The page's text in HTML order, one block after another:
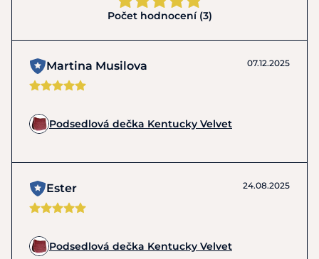
Počet hodnocení (3)
Martina Musilova 07.12.2025
Podsedlová dečka Kentucky Velvet
Ester 24.08.2025
Podsedlová dečka Kentucky Velvet